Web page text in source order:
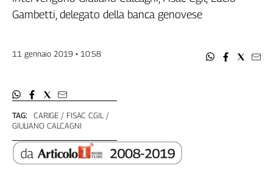
Flc
Inca
Caaf
G8
Gambetti, delegato della banca genovese
11 gennaio 2019 • 10:58
TAG: CARIGE
FISAC CGIL
GIULIANO CALCAGNI